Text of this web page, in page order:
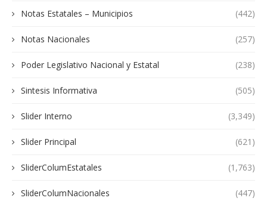
Notas Estatales – Municipios (442)
Notas Nacionales (257)
Poder Legislativo Nacional y Estatal (238)
Sintesis Informativa (505)
Slider Interno (3,349)
Slider Principal (621)
SliderColumEstatales (1,763)
SliderColumNacionales (447)